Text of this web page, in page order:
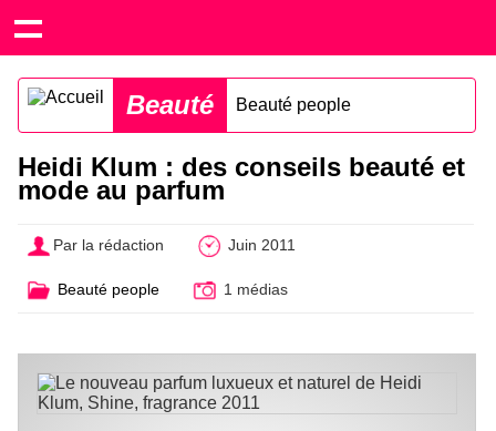
Beauté Beauté people
Heidi Klum : des conseils beauté et
mode au parfum
Par la rédaction Juin 2011
Beauté people 1 médias